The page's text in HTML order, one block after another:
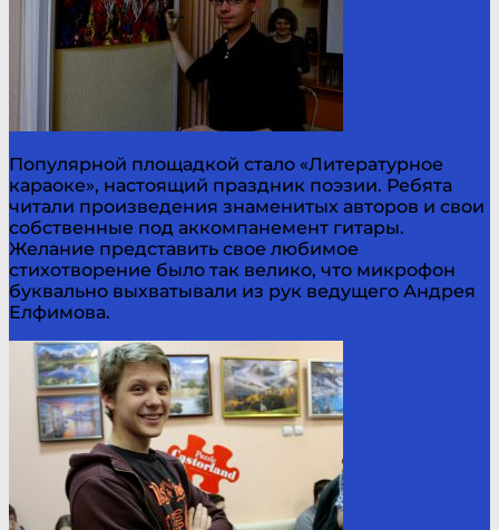
Популярной площадкой стало «Литературное
караоке», настоящий праздник поэзии. Ребята
читали произведения знаменитых авторов и свои
собственные под аккомпанемент гитары.
Желание представить свое любимое
стихотворение было так велико, что микрофон
буквально выхватывали из рук ведущего Андрея
Елфимова.